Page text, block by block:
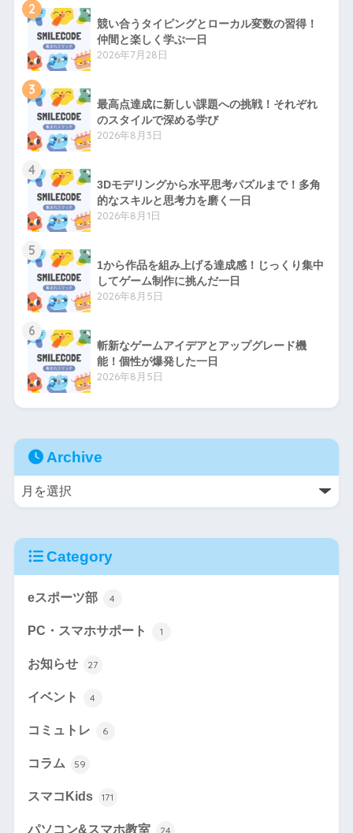
2
競い合うタイピングとローカル変数の習得！
仲間と楽しく学ぶ一日
2026年7月28日
3
最高点達成に新しい課題への挑戦！それぞれ
のスタイルで深める学び
2026年8月3日
4
3Dモデリングから水平思考パズルまで！多角
的なスキルと思考力を磨く一日
2026年8月1日
5
1から作品を組み上げる達成感！じっくり集中
してゲーム制作に挑んだ一日
2026年8月5日
6
斬新なゲームアイデアとアップグレード機
能！個性が爆発した一日
2026年8月5日
Archive
Category
eスポーツ部 4
PC・スマホサポート 1
お知らせ 27
イベント 4
コミュトレ 6
コラム 59
スマコKids 171
パソコン&スマホ教室 24